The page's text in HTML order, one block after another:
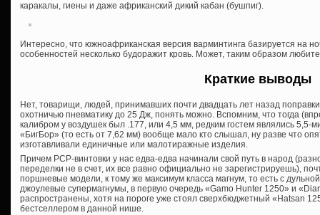
каракалы, гиены и даже африканский дикий кабан (бушпиг).
Интересно, что южноафриканская версия варминтинга базируется на
особенностей несколько будоражит кровь. Может, таким образом
Краткие выводы
Нет, товарищи, людей, принимавших почти двадцать лет назад
охотничью пневматику до 25 Дж, понять можно. Вспомним, что тогда
калибром у воздушек был .177, или 4,5 мм, редким гостем являлись 5,5-
«БигБор» (то есть от 7,62 мм) вообще мало кто слышал, ну разве что
изготавливали единичные или малотиражные изделия.
Причем PCP-винтовки у нас едва-едва начинали свой путь в народ
переделки не в счет, их все равно официально не зарегистрируешь),
поршневые модели, к тому же максимум класса магнум, то есть с
джоулевые супермагнумы, в первую очередь «Gamo Hunter 1250» и
распространены, хотя на пороге уже стоял сверхбюджетный «Hatsan
бестселлером в данной нише.